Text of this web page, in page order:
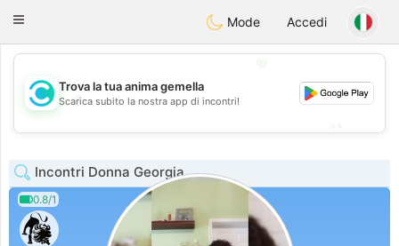
olombiaCitas
Toggle
Mode Accedi
💖
💕
Trova la tua anima gemella
Scarica subito la nostra app di incontri!
Incontri Donna Georgia
0.8/1